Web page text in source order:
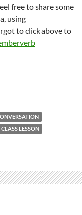
free to share some
using
to click above to
LESSON